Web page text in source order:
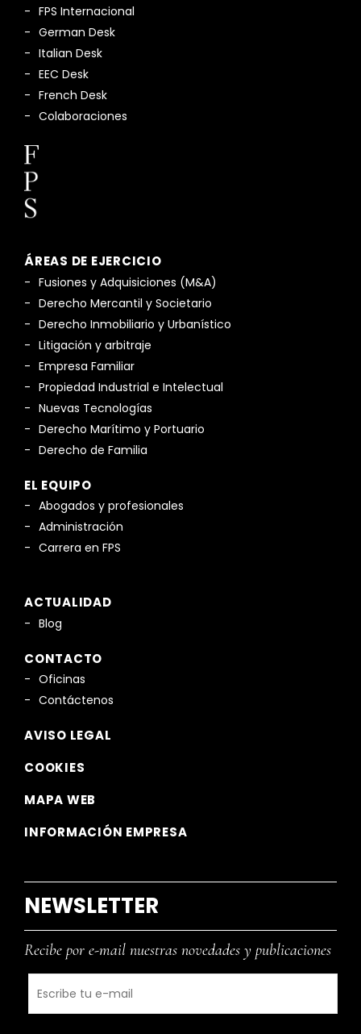
FPS Internacional
German Desk
Italian Desk
EEC Desk
French Desk
Colaboraciones
ÁREAS DE EJERCICIO
Fusiones y Adquisiciones (M&A)
Derecho Mercantil y Societario
Derecho Inmobiliario y Urbanístico
Litigación y arbitraje
Empresa Familiar
Propiedad Industrial e Intelectual
Nuevas Tecnologías
Derecho Marítimo y Portuario
Derecho de Familia
EL EQUIPO
Abogados y profesionales
Administración
Carrera en FPS
ACTUALIDAD
Blog
CONTACTO
Oficinas
Contáctenos
AVISO LEGAL
COOKIES
MAPA WEB
INFORMACIÓN EMPRESA
NEWSLETTER
Recibe por e-mail nuestras novedades y publicaciones